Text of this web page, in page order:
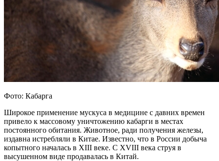
Фото: Кабарга
Широкое применение мускуса в медицине с давних времен
привело к массовому уничтожению кабарги в местах
постоянного обитания. Животное, ради получения железы,
издавна истребляли в Китае. Известно, что в России добыча
копытного началась в XIII веке. С XVIII века струя в
высушенном виде продавалась в Китай.